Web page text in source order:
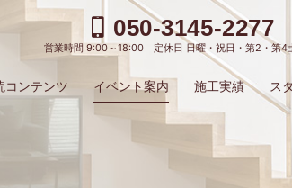
コンテンツ イベント案内 施工実績 ス
050-3145-2277
営業時間 9:00～18:00 定休日 日曜・祝日・第2・第4